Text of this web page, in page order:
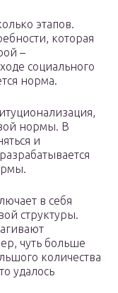
этапов.
которая
–
социального
норма.
нормы. В
и
в себя
структуры.
чуть больше
количества
удалось